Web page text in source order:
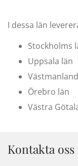
I dessa län
Stockholms
Uppsala län
Örebro län
Västra
Kontakta oss